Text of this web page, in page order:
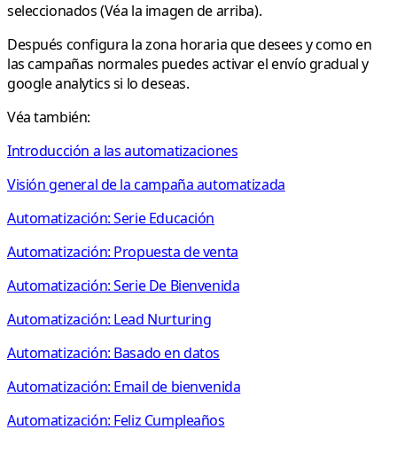
seleccionados (Véa la imagen de arriba).
Después configura la zona horaria que desees y como en
las campañas normales puedes activar el envío gradual y
google analytics si lo deseas.
Véa también:
Introducción a las automatizaciones
Visión general de la campaña automatizada
Automatización: Serie Educación
Automatización: Propuesta de venta
Automatización: Serie De Bienvenida
Automatización: Lead Nurturing
Automatización: Basado en datos
Automatización: Email de bienvenida
Automatización: Feliz Cumpleaños